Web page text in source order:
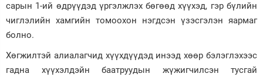
сарын 1-ий өдрүүдэд үргэлжлэх бөгөөд хүүхэд, гэр бүлийн
чиглэлийн хамгийн томоохон нэгдсэн үзэсгэлэн яармаг
болно.
Хөгжилтэй алиалагчид хүүхдүүдэд инээд хөөр бэлэглэхээс
гадна хүүхэлдэйн баатруудын жүжигчилсэн тусгай